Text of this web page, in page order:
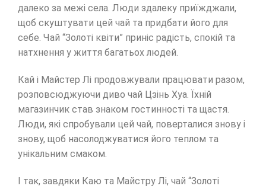
далеко за межі села. Люди здалеку приїжджали,
щоб скуштувати цей чай та придбати його для
себе. Чай “Золоті квіти” приніс радість, спокій та
натхнення у життя багатьох людей.
Кай і Майстер Лі продовжували працювати разом,
розповсюджуючи диво чай Цзінь Хуа. Їхній
магазинчик став знаком гостинності та щастя.
Люди, які спробували цей чай, поверталися знову і
знову, щоб насолоджуватися його теплом та
унікальним смаком.
І так, завдяки Каю та Майстру Лі, чай “Золоті